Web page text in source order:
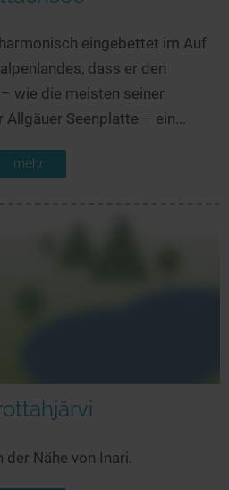
eingebettet im Auf
dass er den
wie die meisten seiner
Allgäuer Seenplatte – ein...
mehr
Nähe von Inari.